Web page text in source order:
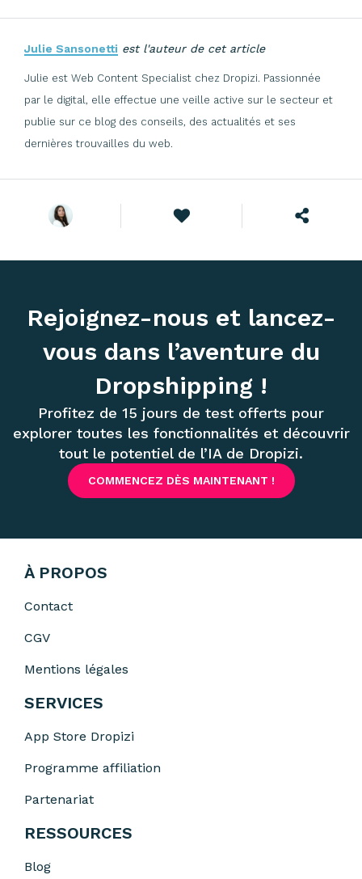
Julie Sansonetti est l'auteur de cet article
Julie est Web Content Specialist chez Dropizi. Passionnée
par le digital, elle effectue une veille active sur le secteur et
publie sur ce blog des conseils, des actualités et ses
dernières trouvailles du web.
Rejoignez-nous et lancez-
vous dans l’aventure du
Dropshipping !
Profitez de 15 jours de test offerts pour
explorer toutes les fonctionnalités et découvrir
tout le potentiel de l’IA de Dropizi.
COMMENCEZ DÈS MAINTENANT !
À PROPOS
Contact
CGV
Mentions légales
SERVICES
App Store Dropizi
Programme affiliation
Partenariat
RESSOURCES
Blog